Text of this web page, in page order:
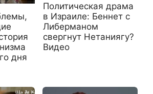
дня
Политическая драма
в Израиле: Беннет с
Либерманом
свергнут Нетаниягу?
Видео